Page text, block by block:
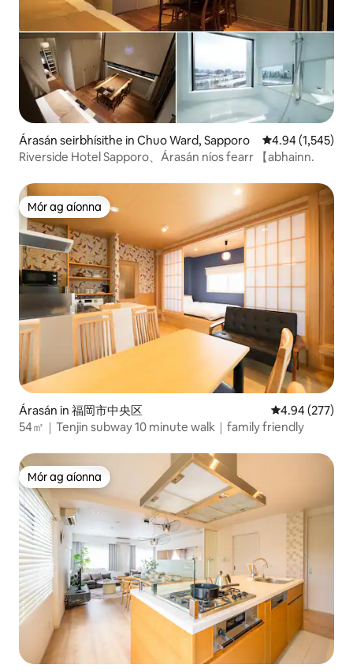
Árasán seirbhísithe in Chuo Ward, Sapporo Meánrátáil 4.94
4.94 (1,545)
Riverside Hotel Sapporo、Árasán níos fearr 【abhainn.
Mór ag aíonna
Mór ag aíonna
Árasán in 福岡市中央区 Meánrátáil
4.94 (277)
54㎡｜Tenjin subway 10 minute walk｜family friendly
Mór ag aíonna
Mór ag aíonna